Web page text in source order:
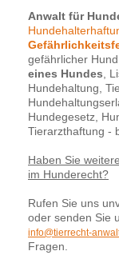
Anwalt für
gefährlicher Hund,
eines Hundes ,
Hundehaltung,
Hundegesetz,
Tierarzthaftung -
Haben Sie
im Hunderecht?
Rufen Sie uns
oder senden Sie
info@tierrecht-
Fragen.